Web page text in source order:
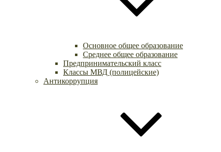
Основное общее образование
Среднее общее образование
Предпринимательский класс
Классы МВД (полицейские)
Антикоррупция